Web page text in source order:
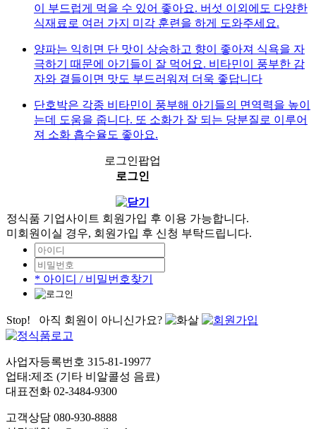
이 부드럽게 먹을 수 있어 좋아요. 버섯 이외에도 다양한
식재료로 여러 가지 미각 훈련을 하게 도와주세요.
양파는 익히면 단 맛이 상승하고 향이 좋아져 식욕을 자
극하기 때문에 아기들이 잘 먹어요. 비타민이 풍부한 감
자와 곁들이면 맛도 부드러워져 더욱 좋답니다
단호박은 각종 비타민이 풍부해 아기들의 면역력을 높이
는데 도움을 줍니다. 또 소화가 잘 되는 당분질로 이루어
져 소화 흡수율도 좋아요.
로그인팝업
로그인
정식품 기업사이트 회원가입 후 이용 가능합니다.
미회원이실 경우, 회원가입 후 신청 부탁드립니다.
* 아이디 / 비밀번호찾기
Stop! 아직 회원이 아니신가요?
사업자등록번호 315-81-19977
업태:제조 (기타 비알콜성 음료)
대표전화 02-3484-9300
고객상담 080-930-8888